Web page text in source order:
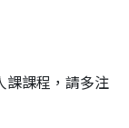
課課程，請多注